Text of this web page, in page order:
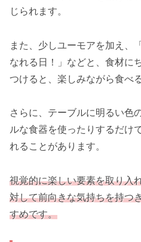
じられます。
また、少しユーモアを加え、
なれる日！」などと、食材に
つけると、楽しみながら食べ
さらに、テーブルに明るい色
ルな食器を使ったりするだけ
れることがあります。
視覚的に楽しい要素を取り入
対して前向きな気持ちを持つ
すめです。